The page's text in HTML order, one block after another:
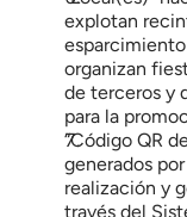
explotan
esparcimiento
organizan
de terceros y
para la
“Código QR
generados
realización y
través del